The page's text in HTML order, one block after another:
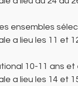
ensembles
a lieu les 11 et
10-11 ans et
a lieu les 14 et